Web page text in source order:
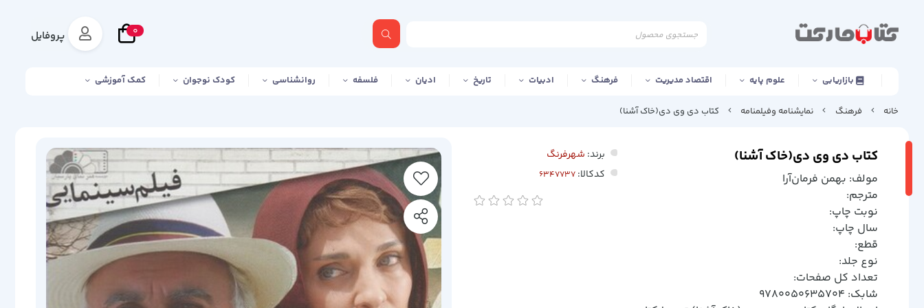
0 پروفایل
بازاریابی علوم پایه اقتصاد مدیریت فرهنگ ادبیات تاریخ ادیان فلسفه روانشناسی کودک نوجوان کمک آموزشی
خانه فرهنگ نمایشنامه وفیلمنامه کتاب دی وی دی(خاک آشنا)
کتاب دی وی دی(خاک آشنا)
مولف: بهمن فرمان‌آرا
مترجم:
نوبت چاپ:
سال چاپ:
قطع:
نوع جلد:
تعداد کل صفحات:
شابک: 9780050635704
برند: شهرفرنگ
کدکالا: